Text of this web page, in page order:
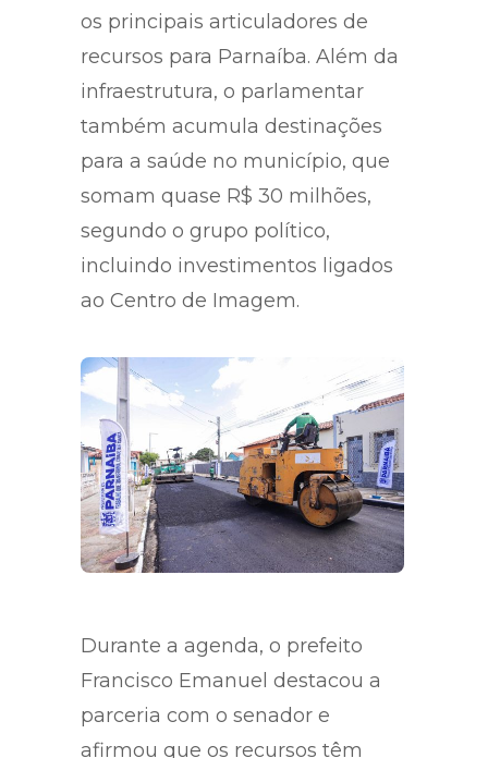
os principais articuladores de
recursos para Parnaíba. Além da
infraestrutura, o parlamentar
também acumula destinações
para a saúde no município, que
somam quase R$ 30 milhões,
segundo o grupo político,
incluindo investimentos ligados
ao Centro de Imagem.
Durante a agenda, o prefeito
Francisco Emanuel destacou a
parceria com o senador e
afirmou que os recursos têm